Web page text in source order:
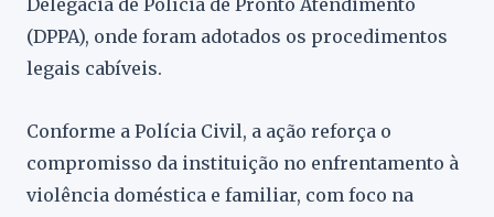
Delegacia de Polícia de Pronto Atendimento
(DPPA), onde foram adotados os procedimentos
legais cabíveis.
Conforme a Polícia Civil, a ação reforça o
compromisso da instituição no enfrentamento à
violência doméstica e familiar, com foco na